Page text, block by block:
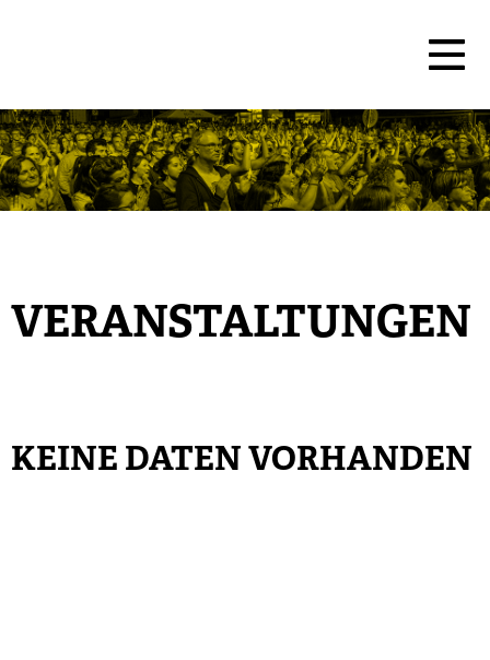
VERANSTALTUNGEN
KEINE DATEN VORHANDEN